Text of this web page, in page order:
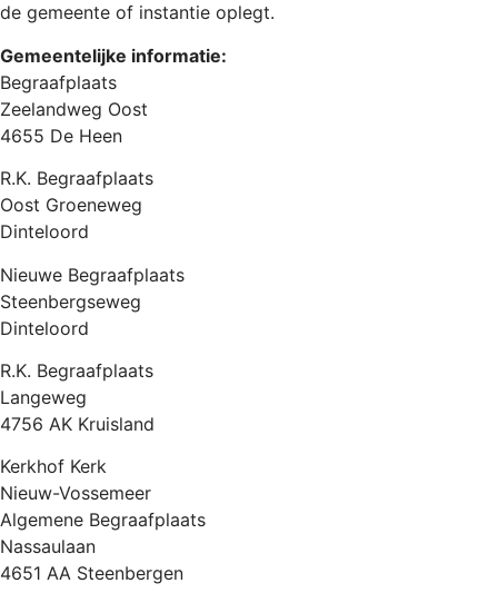
de gemeente of instantie oplegt.
Gemeentelijke informatie:
Begraafplaats
Zeelandweg Oost
4655 De Heen
R.K. Begraafplaats
Oost Groeneweg
Dinteloord
Nieuwe Begraafplaats
Steenbergseweg
Dinteloord
R.K. Begraafplaats
Langeweg
4756 AK Kruisland
Kerkhof Kerk
Nieuw-Vossemeer
Algemene Begraafplaats
Nassaulaan
4651 AA Steenbergen